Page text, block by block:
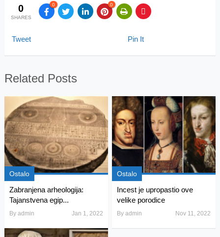
0
SHARES
0 0
Tweet Pin It
Related Posts
Ostalo
Zabranjena arheologija:
Tajanstvena egip...
By admin Jan 1, 2022
Ostalo
Incest je upropastio ove
velike porodice
Byadmin Nov 11, 2022